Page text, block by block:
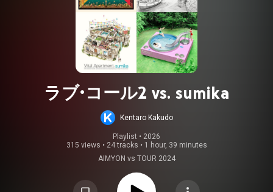
ラブ・コール2 vs. sumika
Kentaro Kakudo
Playlist • 2026
315 views • 24 tracks • 1 hour, 39 minutes
AIMYON vs TOUR 2024